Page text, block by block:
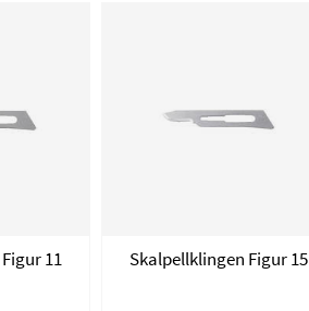
11 Skalpellklingen Figur 15